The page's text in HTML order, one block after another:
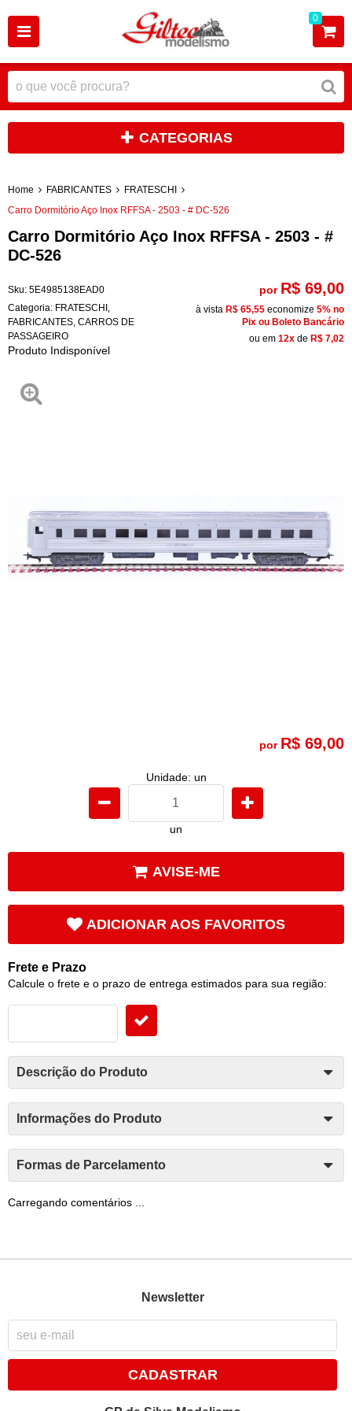
0
CATEGORIAS
Home FABRICANTES
FRATESCHI
Carro Dormitório Aço Inox RFFSA - 2503 - # DC-526
Carro Dormitório Aço Inox RFFSA - 2503 - #
DC-526
Sku: 5E4985138EAD0
Categoria: FRATESCHI
FABRICANTES CARROS DE
PASSAGEIRO
Produto Indisponível
por R$ 69,00
à vista R$ 65,55 economize 5% no
Pix ou Boleto Bancário
ou em 12x de R$ 7,02
por R$ 69,00
Unidade: un
un
AVISE-ME
ADICIONAR AOS FAVORITOS
Frete e Prazo
Calcule o frete e o prazo de entrega estimados para sua região:
Descrição do Produto
Informações do Produto
Formas de Parcelamento
Carregando comentários ...
Newsletter
CADASTRAR